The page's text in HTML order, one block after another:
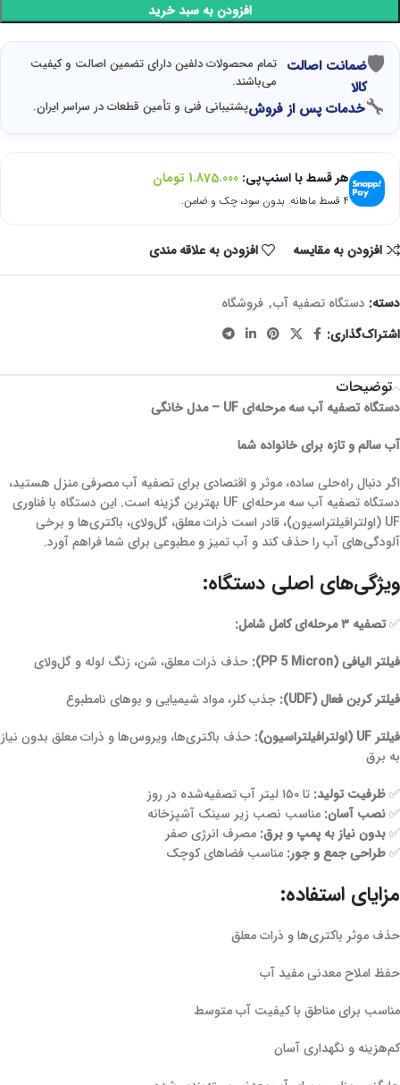
افزودن به سبد خرید
🛡ضمانت اصالت
کالا
تمام محصولات دلفین دارای تضمین اصالت و کیفیت
می‌باشند.
🔧خدمات پس از فروشپشتیبانی فنی و تأمین قطعات در سراسر ایران.
هر قسط با اسنپ‌پی: 1.875.000 تومان
۴ قسط ماهانه. بدون سود، چک و ضامن.
افزودن به مقایسه افزودن به علاقه مندی
دسته: دستگاه تصفیه آب, فروشگاه
اشتراک‌گذاری:
توضیحات
دستگاه تصفیه آب سه مرحله‌ای UF – مدل خانگی
آب سالم و تازه برای خانواده شما
اگر دنبال راه‌حلی ساده، موثر و اقتصادی برای تصفیه آب مصرفی منزل هستید،
دستگاه تصفیه آب سه مرحله‌ای UF بهترین گزینه است. این دستگاه با فناوری
UF (اولترافیلتراسیون)، قادر است ذرات معلق، گل‌ولای، باکتری‌ها و برخی
آلودگی‌های آب را حذف کند و آب تمیز و مطبوعی برای شما فراهم آورد.
ویژگی‌های اصلی دستگاه:
✅تصفیه ۳ مرحله‌ای کامل شامل:
فیلتر الیافی (PP 5 Micron):
حذف ذرات معلق، شن، زنگ لوله و گل‌ولای
فیلتر کربن فعال (UDF):
جذب کلر، مواد شیمیایی و بوهای نامطبوع
فیلتر UF (اولترافیلتراسیون):
حذف باکتری‌ها، ویروس‌ها و ذرات معلق بدون نیاز
به برق
✅ظرفیت تولید: تا ۱۵۰ لیتر آب تصفیه‌شده در روز
✅نصب آسان: مناسب نصب زیر سینک آشپزخانه
✅بدون نیاز به پمپ و برق: مصرف انرژی صفر
✅طراحی جمع و جور: مناسب فضاهای کوچک
مزایای استفاده:
حذف موثر باکتری‌ها و ذرات معلق
حفظ املاح معدنی مفید آب
مناسب برای مناطق با کیفیت آب متوسط
کم‌هزینه و نگهداری آسان